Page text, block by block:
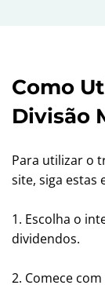
Como
Divisão
Para utilizar o
site, siga estas
1. Escolha o
dividendos.
2. Comece